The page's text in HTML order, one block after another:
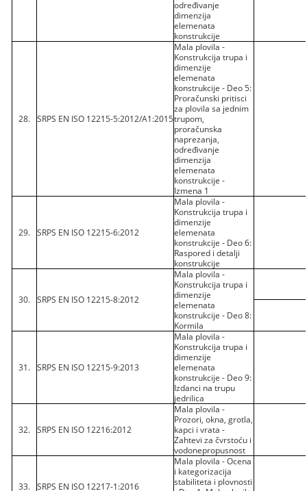
određivanje
dimenzija
elemenata
konstrukcije
28. SRPS EN ISO 12215-5:2012/A1:2015
Mala plovila -
Konstrukcija trupa i
dimenzije
elemenata
konstrukcije - Deo 5:
Proračunski pritisci
za plovila sa jednim
trupom,
proračunska
naprezanja,
određivanje
dimenzija
elemenata
konstrukcije -
Izmena 1
29. SRPS EN ISO 12215-6:2012
Mala plovila -
Konstrukcija trupa i
dimenzije
elemenata
konstrukcije - Deo 6:
Raspored i detalji
konstrukcije
30. SRPS EN ISO 12215-8:2012
Mala plovila -
Konstrukcija trupa i
dimenzije
elemenata
konstrukcije - Deo 8:
Kormila
31. SRPS EN ISO 12215-9:2013
Mala plovila -
Konstrukcija trupa i
dimenzije
elemenata
konstrukcije - Deo 9:
Izdanci na trupu
jedrilica
32. SRPS EN ISO 12216:2012
Mala plovila -
Prozori, okna, grotla,
kapci i vrata -
Zahtevi za čvrstoću i
vodonepropusnost
33. SRPS EN ISO 12217-1:2016
Mala plovila - Ocena
i kategorizacija
stabiliteta i plovnosti